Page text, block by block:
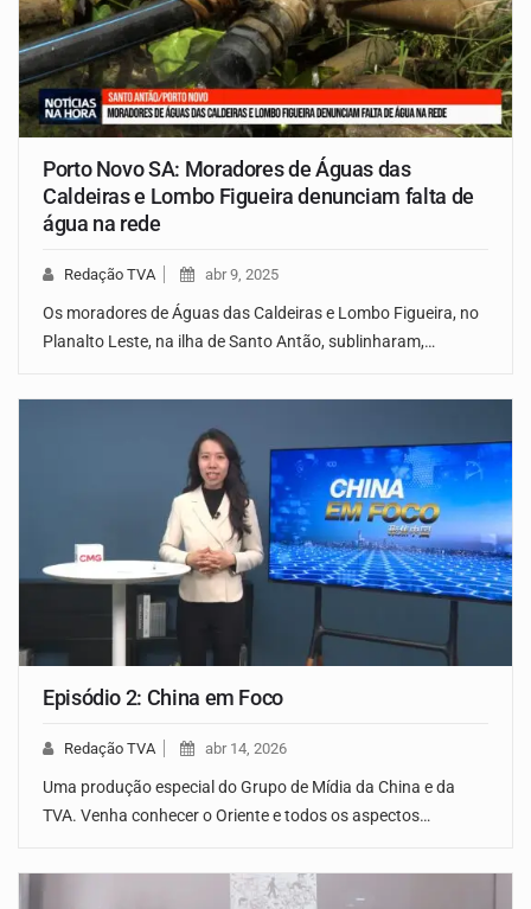
Porto Novo SA: Moradores de Águas das
Caldeiras e Lombo Figueira denunciam falta de
água na rede
Redação TVA abr 9, 2025
Os moradores de Águas das Caldeiras e Lombo Figueira, no
Planalto Leste, na ilha de Santo Antão, sublinharam,…
Episódio 2: China em Foco
Redação TVA abr 14, 2026
Uma produção especial do Grupo de Mídia da China e da
TVA. Venha conhecer o Oriente e todos os aspectos…